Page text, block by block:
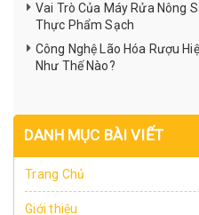
Vai Trò Của Máy Rửa Nông
Thực Phẩm Sạch
Công Nghệ Lão Hóa Rượu
Như Thế Nào?
DANH MỤC BÀI VIẾT
Trang Chủ
Giới thiệu